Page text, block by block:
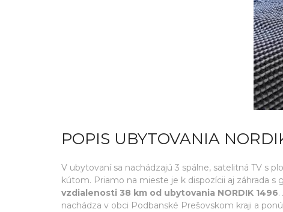
POPIS UBYTOVANIA
V ubytovaní sa nachádzajú 3 spálne, satelitná TV s
kútom. Priamo na mieste je k dispozícii aj záhrada
vzdialenosti 38 km od ubytovania NORDIK 1496
nachádza v obci Podbanské Prešovskom kraji a